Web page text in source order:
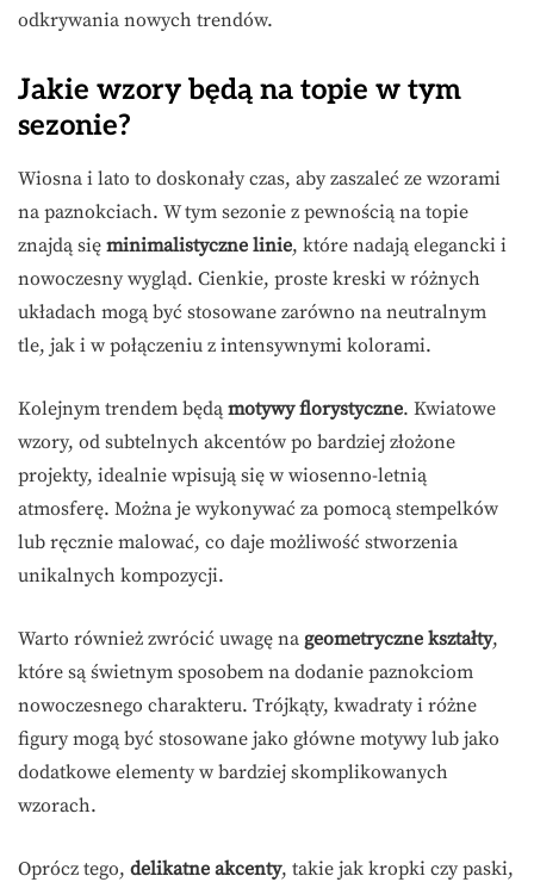
odkrywania nowych trendów.
Jakie wzory będą na topie w tym
sezonie?
Wiosna i lato to doskonały czas, aby zaszaleć ze wzorami
na paznokciach. W tym sezonie z pewnością na topie
znajdą się minimalistyczne linie, które nadają elegancki i
nowoczesny wygląd. Cienkie, proste kreski w różnych
układach mogą być stosowane zarówno na neutralnym
tle, jak i w połączeniu z intensywnymi kolorami.
Kolejnym trendem będą motywy florystyczne. Kwiatowe
wzory, od subtelnych akcentów po bardziej złożone
projekty, idealnie wpisują się w wiosenno-letnią
atmosferę. Można je wykonywać za pomocą stempelków
lub ręcznie malować, co daje możliwość stworzenia
unikalnych kompozycji.
Warto również zwrócić uwagę na geometryczne kształty,
które są świetnym sposobem na dodanie paznokciom
nowoczesnego charakteru. Trójkąty, kwadraty i różne
figury mogą być stosowane jako główne motywy lub jako
dodatkowe elementy w bardziej skomplikowanych
wzorach.
Oprócz tego, delikatne akcenty, takie jak kropki czy paski,